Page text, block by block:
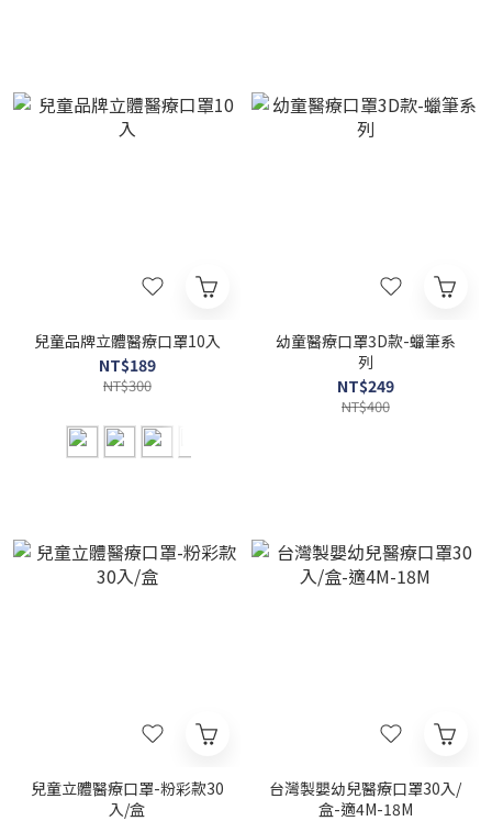
兒童品牌立體醫療口罩10入
NT$189
NT$300
幼童醫療口罩3D款-蠟筆系
列
NT$249
NT$400
兒童立體醫療口罩-粉彩款30
入/盒
台灣製嬰幼兒醫療口罩30入/
盒-適4M-18M